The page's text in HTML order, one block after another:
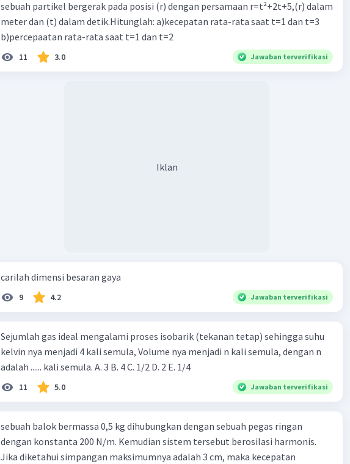
sebuah partikel bergerak pada posisi (r) dengan persamaan r=t²+2t+5,(r) dalam
meter dan (t) dalam detik.Hitunglah: a)kecepatan rata-rata saat t=1 dan t=3
b)percepaatan rata-rata saat t=1 dan t=2
11 3.0 Jawaban terverifikasi
Iklan
carilah dimensi besaran gaya
9 4.2 Jawaban terverifikasi
Sejumlah gas ideal mengalami proses isobarik (tekanan tetap) sehingga suhu
kelvin nya menjadi 4 kali semula, Volume nya menjadi n kali semula, dengan n
adalah ...... kali semula. A. 3 B. 4 C. 1/2 D. 2 E. 1/4
11 5.0 Jawaban terverifikasi
sebuah balok bermassa 0,5 kg dihubungkan dengan sebuah pegas ringan
dengan konstanta 200 N/m. Kemudian sistem tersebut berosilasi harmonis.
Jika diketahui simpangan maksimumnya adalah 3 cm, maka kecepatan